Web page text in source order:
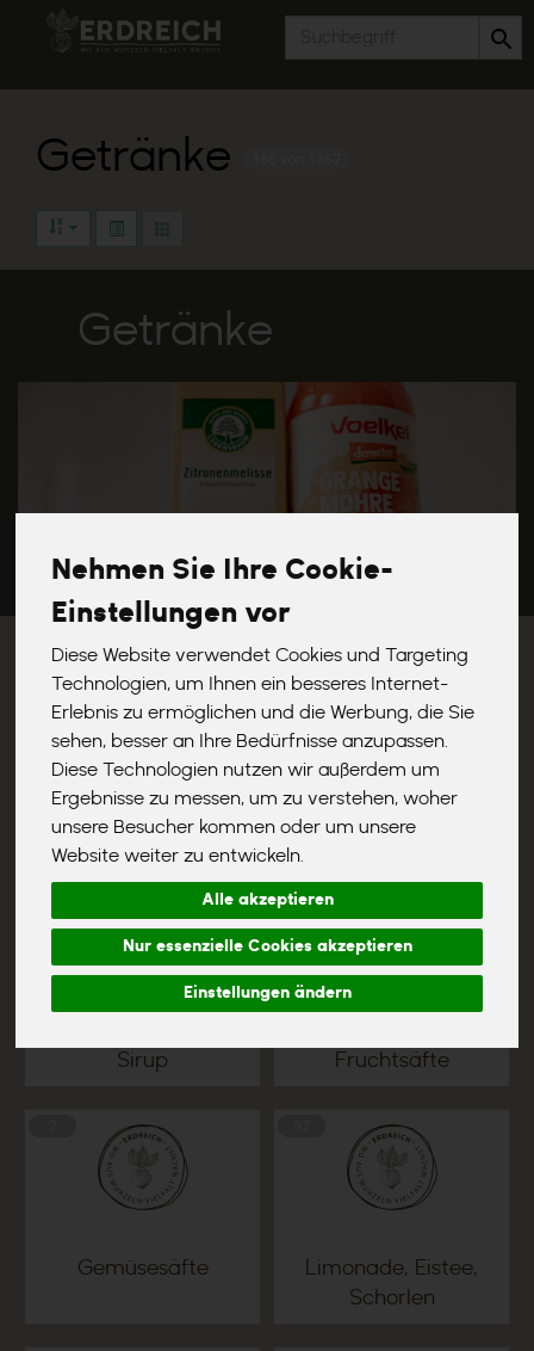
Nehmen Sie Ihre Cookie-
Einstellungen vor
Diese Website verwendet Cookies und Targeting
Technologien, um Ihnen ein besseres Internet-
Erlebnis zu ermöglichen und die Werbung, die Sie
sehen, besser an Ihre Bedürfnisse anzupassen.
Diese Technologien nutzen wir außerdem um
Ergebnisse zu messen, um zu verstehen, woher
unsere Besucher kommen oder um unsere
Website weiter zu entwickeln.
Alle akzeptieren
Nur essenzielle Cookies akzeptieren
Einstellungen ändern
Getränke
Getränke
13
Pflanzliche Drinks
2
13
Sirup
30
Fruchtsäfte
Gemüsesäfte
Limonade, Eistee,
Schorlen